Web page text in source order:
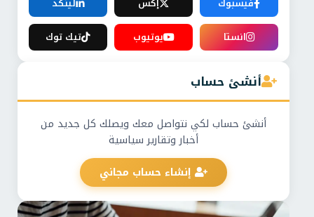
فيسبوك إكس
لينكد
انستا
يوتيوب تيك توك
أنشئ حساب
أنشئ حساب لكي نتواصل معك ويصلك كل جديد من
أخبار وتقارير سياسية
إنشاء حساب مجاني